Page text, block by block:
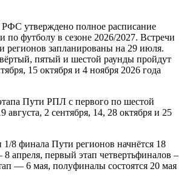
утверждено полное расписание
по футболу в сезоне 2026/2027. Встречи
регионов запланированы на 29 июля.
пятый и шестой раунды пройдут
15 октября и 4 ноября 2026 года
Пути РПЛ с первого по шестой
августа, 2 сентября, 14, 28 октября и 25
8 финала Пути регионов начнётся 18
8 апреля, первый этап четвертьфиналов –
— 6 мая, полуфиналы состоятся 20 мая